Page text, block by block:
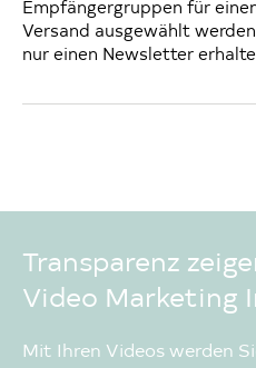
Empfängergruppen für
Versand ausgewählt
nur einen Newsletter
Transparenz
Video Marketing
Mit Ihren Videos werden